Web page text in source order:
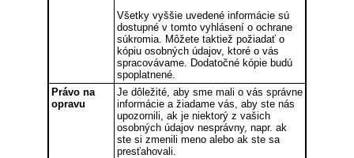
Všetky vyššie uvedené informácie sú
dostupné v tomto vyhlásení o ochrane
súkromia. Môžete taktiež požiadať o
kópiu osobných údajov, ktoré o vás
spracovávame. Dodatočné kópie budú
spoplatnené.
Právo na
opravu
Je dôležité, aby sme mali o vás správne
informácie a žiadame vás, aby ste nás
upozornili, ak je niektorý z vašich
osobných údajov nesprávny, napr. ak
ste si zmenili meno alebo ak ste sa
presťahovali.